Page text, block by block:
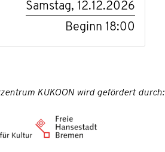
Samstag, 12.12.2026
Beginn 18:00
KUKOON wird gefördert durch: